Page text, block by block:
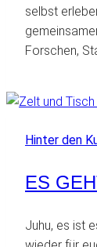
selbst
Forschen,
Hinter den
ES
Juhu, es ist